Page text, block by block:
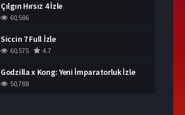
Çılgın Hırsız 4 İzle
60,586
Siccin 7 Full İzle
60,575 4.7
Godzilla x Kong: Yeni İmparatorluk İzle
50,788